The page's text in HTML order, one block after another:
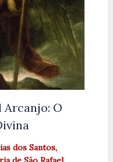
Arcanjo: O
dos Santos,